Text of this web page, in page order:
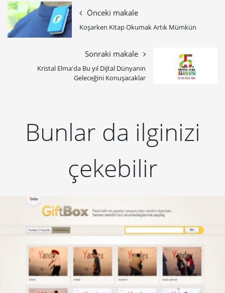
Önceki makale
Koşarken Kitap Okumak Artık Mümkün
Sonraki makale
Kristal Elma'da Bu yıl Dijtal Dünyanın
Geleceğini Konuşacaklar
Bunlar da ilginizi
çekebilir